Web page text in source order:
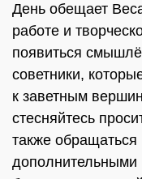
День обещает
работе и
появиться
советники,
к заветным
стесняйтесь
также обращаться
дополнительными